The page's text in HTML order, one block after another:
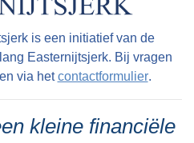
ons land te vliegen. De
toen 10 mei) werden
moesten dus opstaan,
maar hoorde zelf
heeft de praam nog
zoals Theunis
als kinderen daar nog
oorlog werden de
mesthoop gehaald en
is een initiatief van de
Easternijtsjerk. Bij vragen
via hetcontactformulier.
kleine financiële